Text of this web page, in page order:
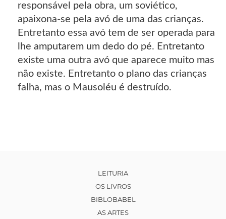
responsável pela obra, um soviético,
apaixona-se pela avó de uma das crianças.
Entretanto essa avó tem de ser operada para
lhe amputarem um dedo do pé. Entretanto
existe uma outra avó que aparece muito mas
não existe. Entretanto o plano das crianças
falha, mas o Mausoléu é destruído.
LEITURIA
OS LIVROS
BIBLOBABEL
AS ARTES